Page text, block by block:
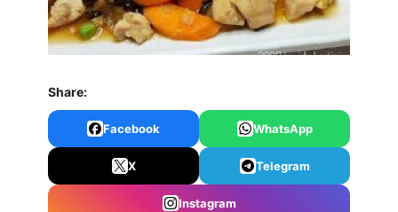
Share:
Facebook WhatsApp
X Telegram
Instagram